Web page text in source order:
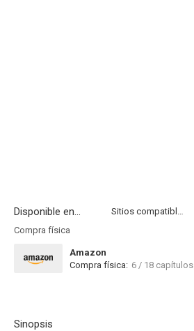
Disponible en...
Sitios compatibles
Compra física
Amazon
Compra física: 6 / 18 capítulos
Sinopsis